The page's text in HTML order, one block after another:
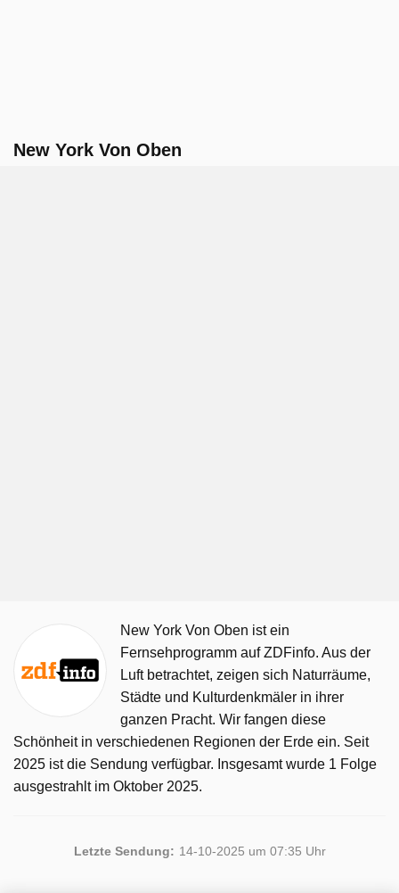
New York Von Oben
New York Von Oben ist ein
Fernsehprogramm auf ZDFinfo. Aus der
Luft betrachtet, zeigen sich Naturräume,
Städte und Kulturdenkmäler in ihrer
ganzen Pracht. Wir fangen diese
Schönheit in verschiedenen Regionen der Erde ein. Seit
2025 ist die Sendung verfügbar. Insgesamt wurde 1 Folge
ausgestrahlt im Oktober 2025.
Letzte Sendung: 14-10-2025 um 07:35 Uhr